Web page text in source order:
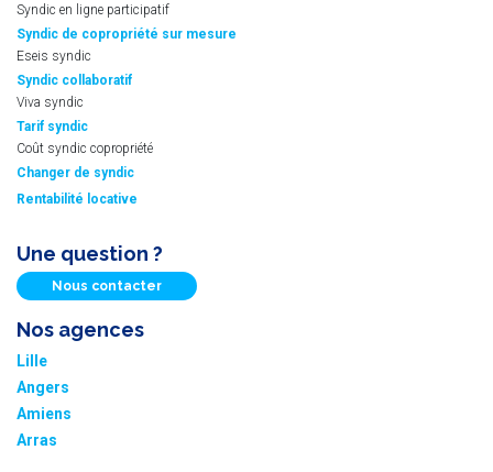
Syndic en ligne participatif
Syndic de copropriété sur mesure
Eseis syndic
Syndic collaboratif
Viva syndic
Tarif syndic
Coût syndic copropriété
Changer de syndic
Rentabilité locative
Une question ?
Nous contacter
Nos agences
Lille
Angers
Amiens
Arras